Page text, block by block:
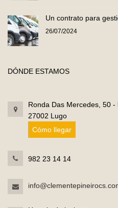
Un contrato para
26/07/2024
DÓNDE ESTAMOS
Ronda Das Mercedes, 50 -
27002 Lugo
Cómo llegar
982 23 14 14